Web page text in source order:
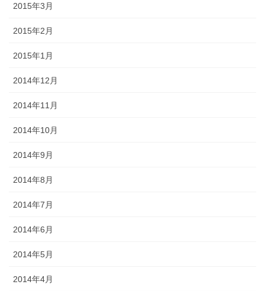
2015年3月
2015年2月
2015年1月
2014年12月
2014年11月
2014年10月
2014年9月
2014年8月
2014年7月
2014年6月
2014年5月
2014年4月